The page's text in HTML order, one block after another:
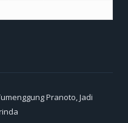
Pranoto, Jadi